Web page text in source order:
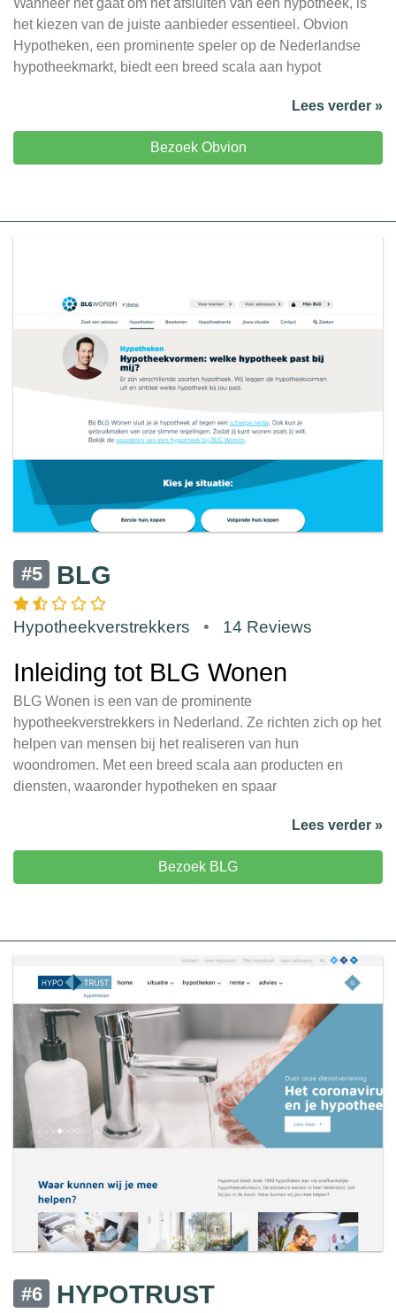
het kiezen van de juiste aanbieder essentieel. Obvion
Hypotheken, een prominente speler op de Nederlandse
hypotheekmarkt, biedt een breed scala aan hypot
Lees verder »
Bezoek Obvion
#5 BLG
Hypotheekverstrekkers • 14 Reviews
Inleiding tot BLG Wonen
BLG Wonen is een van de prominente
hypotheekverstrekkers in Nederland. Ze richten zich op het
helpen van mensen bij het realiseren van hun
woondromen. Met een breed scala aan producten en
diensten, waaronder hypotheken en spaar
Lees verder »
Bezoek BLG
#6 HYPOTRUST